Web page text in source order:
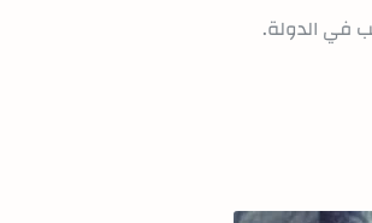
في الدولة.